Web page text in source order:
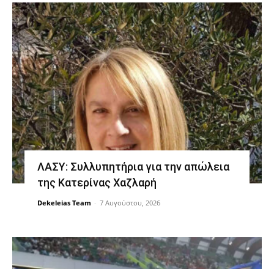
ΛΑΣΥ: Συλλυπητήρια για την απώλεια
της Κατερίνας Χαζλαρή
Dekeleias Team - 7 Αυγούστου, 2026